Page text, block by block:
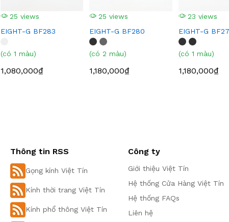
25 views
EIGHT-G BF283
(có 1 màu)
1,080,000₫
25 views
EIGHT-G BF280
(có 2 màu)
1,180,000₫
23 views
EIGHT-G
(có 1 màu)
1,180,000₫
Thông tin RSS
Gọng kính Việt Tín
Kính thời trang Việt Tín
Kính phổ thông Việt Tín
Công ty
Giới thiệu Việt Tín
Hệ thống Cửa Hàng Việt Tín
Hệ thống FAQs
Liên hệ